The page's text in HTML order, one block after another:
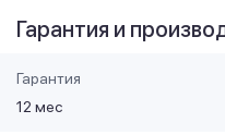
Гарантия и
Гарантия
12 мес